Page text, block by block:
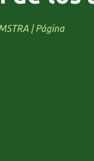
| Página